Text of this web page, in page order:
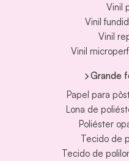
Vinil
Vinil
Vinil
Vinil
Grande
Papel para
Lona de
Poliéster
Tecido de
Tecido de